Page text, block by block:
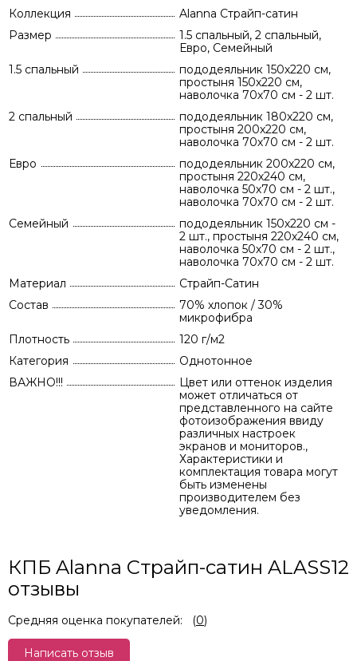
Коллекция
Alanna Страйп-сатин
Размер
1.5 спальный, 2 спальный,
Евро, Семейный
1.5 спальный
пододеяльник 150х220 см,
простыня 150х220 см,
наволочка 70х70 см - 2 шт.
2 спальный
пододеяльник 180х220 см,
простыня 200х220 см,
наволочка 70х70 см - 2 шт.
Евро
пододеяльник 200х220 см,
простыня 220х240 см,
наволочка 50х70 см - 2 шт.,
наволочка 70х70 см - 2 шт.
Семейный
пододеяльник 150х220 см -
2 шт., простыня 220х240 см,
наволочка 50х70 см - 2 шт.,
наволочка 70х70 см - 2 шт.
Материал
Страйп-Сатин
Состав
70% хлопок / 30%
микрофибра
Плотность
120 г/м2
Категория
Однотонное
ВАЖНО!!!
Цвет или оттенок изделия
может отличаться от
представленного на сайте
фотоизображения ввиду
различных настроек
экранов и мониторов.,
Характеристики и
комплектация товара могут
быть изменены
производителем без
уведомления.
КПБ Alanna Страйп-сатин ALASS12
отзывы
Средняя оценка покупателей: (0)
Написать отзыв